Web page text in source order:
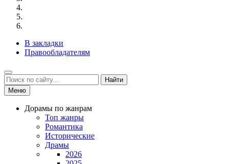
В закладки
Правообладателям
Найти
Меню
Дорамы по жанрам
Топ жанры
Романтика
Исторические
Драмы
2026